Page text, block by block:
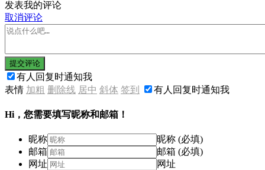
发表我的评论
取消评论
提交评论
有人回复时通知我
表情 加粗 删除线 居中 斜体 签到 有人回复时通知我
Hi，您需要填写昵称和邮箱！
昵称
昵称 (必填)
邮箱
邮箱 (必填)
网址
网址